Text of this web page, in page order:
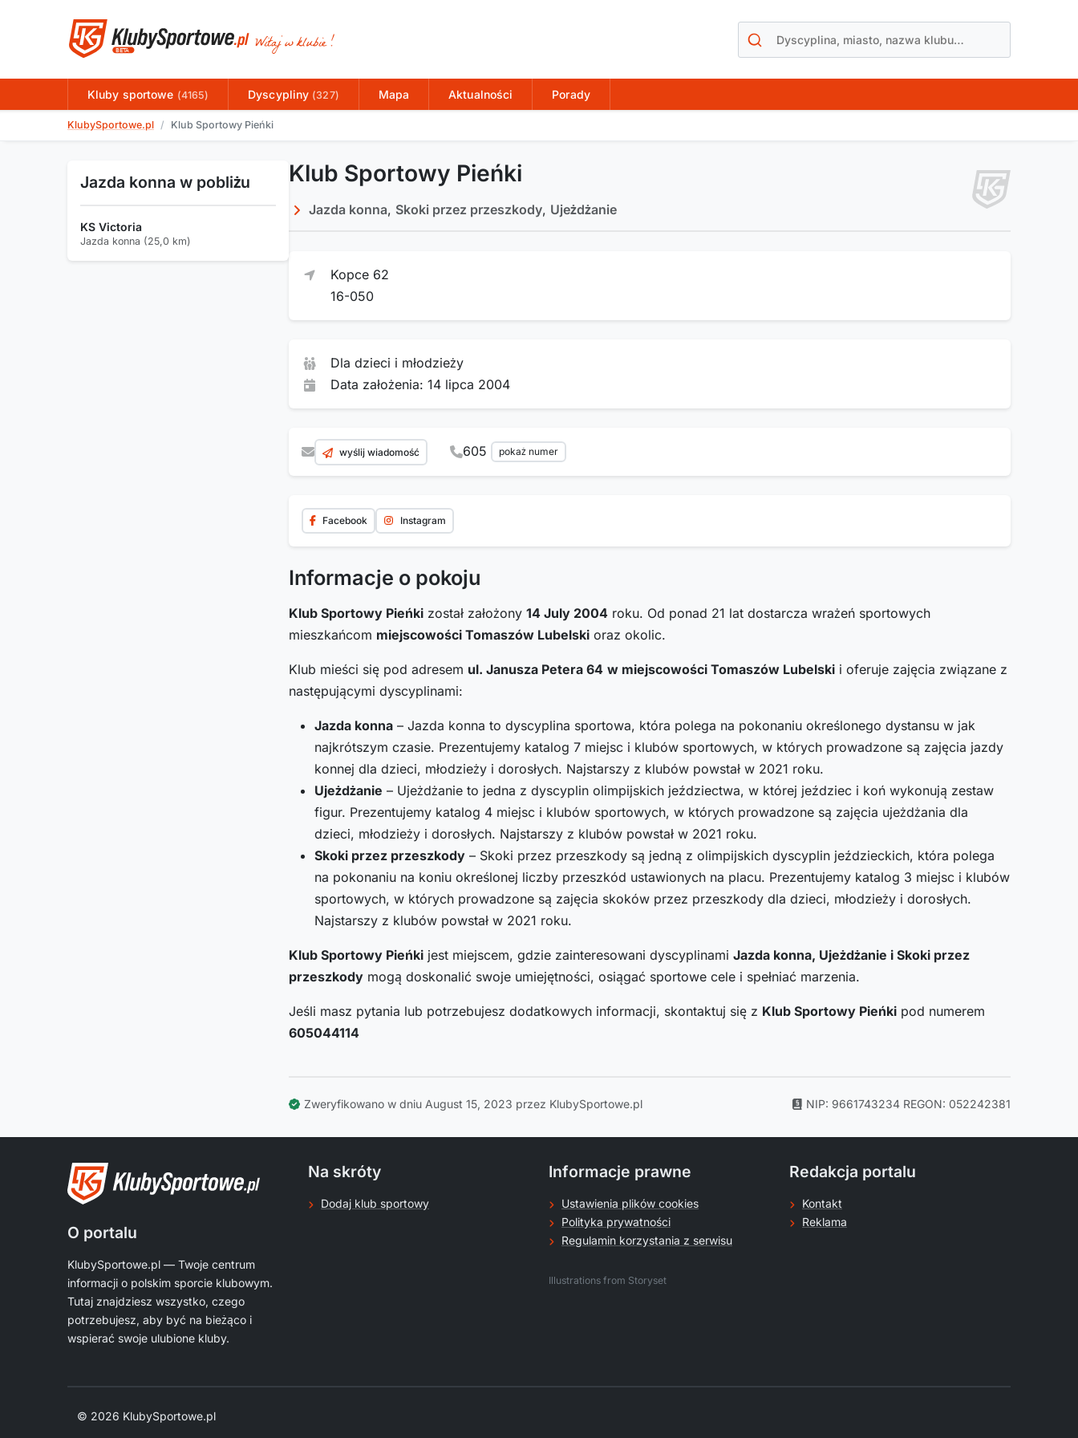
Kluby sportowe (4165) Dyscypliny (327) Mapa Aktualności Porady
KlubySportowe.pl Klub Sportowy Pieńki
Klub Sportowy Pieńki
Jazda konna, Skoki przez przeszkody, Ujeżdżanie
Kopce 62
16-050
Dla dzieci i młodzieży
Data założenia: 14 lipca 2004
wyślij wiadomość 605 pokaż numer
Facebook Instagram
Informacje o pokoju
Klub Sportowy Pieńki został założony 14 July 2004 roku. Od ponad 21 lat dostarcza wrażeń sportowych
mieszkańcom miejscowości Tomaszów Lubelski oraz okolic.
Klub mieści się pod adresem ul. Janusza Petera 64 w miejscowości Tomaszów Lubelski i oferuje zajęcia związane z
następującymi dyscyplinami:
Jazda konna – Jazda konna to dyscyplina sportowa, która polega na pokonaniu określonego dystansu w jak
najkrótszym czasie. Prezentujemy katalog 7 miejsc i klubów sportowych, w których prowadzone są zajęcia jazdy
konnej dla dzieci, młodzieży i dorosłych. Najstarszy z klubów powstał w 2021 roku.
Ujeżdżanie – Ujeżdżanie to jedna z dyscyplin olimpijskich jeździectwa, w której jeździec i koń wykonują zestaw
figur. Prezentujemy katalog 4 miejsc i klubów sportowych, w których prowadzone są zajęcia ujeżdżania dla
dzieci, młodzieży i dorosłych. Najstarszy z klubów powstał w 2021 roku.
Skoki przez przeszkody – Skoki przez przeszkody są jedną z olimpijskich dyscyplin jeździeckich, która polega
na pokonaniu na koniu określonej liczby przeszkód ustawionych na placu. Prezentujemy katalog 3 miejsc i klubów
sportowych, w których prowadzone są zajęcia skoków przez przeszkody dla dzieci, młodzieży i dorosłych.
Najstarszy z klubów powstał w 2021 roku.
Klub Sportowy Pieńki jest miejscem, gdzie zainteresowani dyscyplinami Jazda konna, Ujeżdżanie i Skoki przez
przeszkody mogą doskonalić swoje umiejętności, osiągać sportowe cele i spełniać marzenia.
Jeśli masz pytania lub potrzebujesz dodatkowych informacji, skontaktuj się z Klub Sportowy Pieńki pod numerem
605044114
Zweryfikowano w dniu August 15, 2023 przez KlubySportowe.pl NIP: 9661743234 REGON: 052242381
Jazda konna w pobliżu
KS Victoria
Jazda konna (25,0 km)
O portalu
KlubySportowe.pl — Twoje centrum
informacji o polskim sporcie klubowym.
Tutaj znajdziesz wszystko, czego
potrzebujesz, aby być na bieżąco i
wspierać swoje ulubione kluby.
Na skróty
Dodaj klub sportowy
Informacje prawne
Ustawienia plików cookies
Polityka prywatności
Regulamin korzystania z serwisu
Illustrations from Storyset
Redakcja portalu
Kontakt
Reklama
© 2026 KlubySportowe.pl